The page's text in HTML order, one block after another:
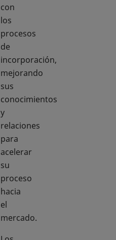
con
los
procesos
de
incorporación,
mejorando
sus
conocimientos
y
relaciones
para
acelerar
su
proceso
hacia
el
mercado.